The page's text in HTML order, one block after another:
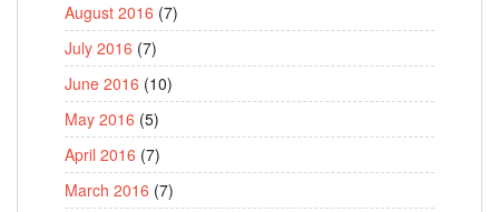
August 2016 (7)
July 2016 (7)
June 2016 (10)
May 2016 (5)
April 2016 (7)
March 2016 (7)